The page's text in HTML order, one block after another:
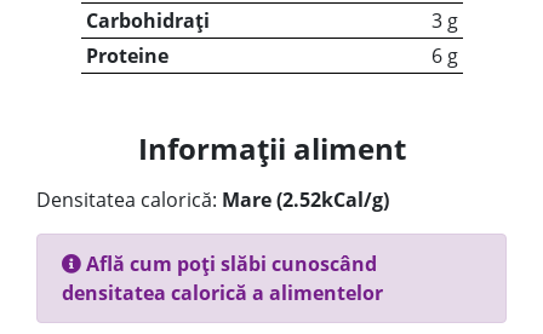
Carbohidrați
3 g
Proteine
6 g
Informații aliment
Densitatea calorică: Mare (2.52kCal/g)
Află cum poți slăbi cunoscând
densitatea calorică a alimentelor